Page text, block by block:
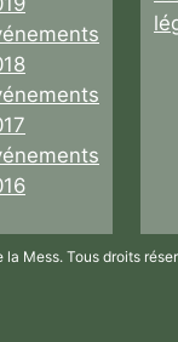
Mess. Tous droits